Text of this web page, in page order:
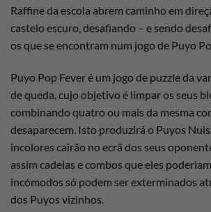
Raffine da escola abrem caminho em
castelo escuro, desafiando – e sendo
os que se encontram num jogo de Puyo
Puyo Pop Fever é um jogo de puzzle da
de queda, cujo objetivo é limpar os seus
combinando quatro ou mais da mesma
desaparecem. Isto produzirá o Puyos
incolores cairão no ecrã dos seus
assim cadeias e combos que eles
incómodos só podem ser exterminados
dos Puyos vizinhos.